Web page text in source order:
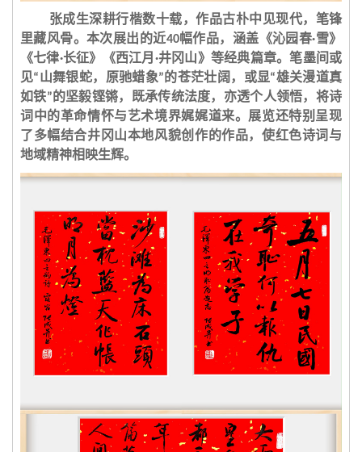
张成生深耕行楷数十载，作品古朴中见现代，笔锋
里藏风骨。本次展出的近40幅作品，涵盖《沁园春·雪》
《七律·长征》《西江月 ·井冈山》等经典篇章。笔墨间或
见“山舞银蛇，原驰蜡象”的苍茫壮阔，或显“雄关漫道真
如铁”的坚毅铿锵，既承传统法度，亦透个人领悟，将诗
词中的革命情怀与艺术境界娓娓道来。展览还特别呈现
了多幅结合井冈山本地风貌创作的作品，使红色诗词与
地域精神相映生辉。